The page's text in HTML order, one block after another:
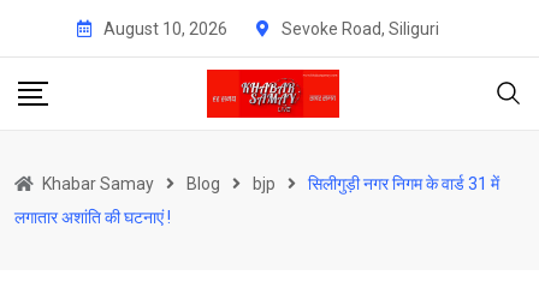
content
August 10, 2026 Sevoke Road, Siliguri
Khabar Samay Blog bjp
सिलीगुड़ी नगर निगम के वार्ड 31 में
लगातार अशांति की घटनाएं !